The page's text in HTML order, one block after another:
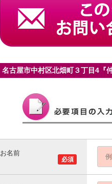
名古屋市中村区北畑町３丁目4『
必須
お名前